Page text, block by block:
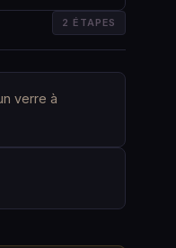
2 ÉTAPES
verre à